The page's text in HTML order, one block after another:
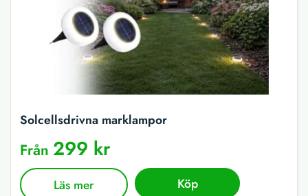
Solcellsdrivna marklampor
Från 299 kr
Läs mer Köp